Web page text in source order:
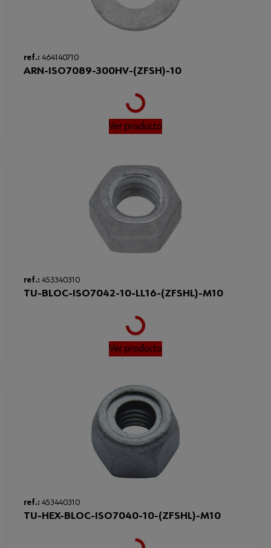
ref.: 464140710
ARN-ISO7089-300HV-(ZFSH)-10
Loading...
Ver producto
ref.: 453340310
TU-BLOC-ISO7042-10-LL16-(ZFSHL)-M10
Loading...
Ver producto
ref.: 453440310
TU-HEX-BLOC-ISO7040-10-(ZFSHL)-M10